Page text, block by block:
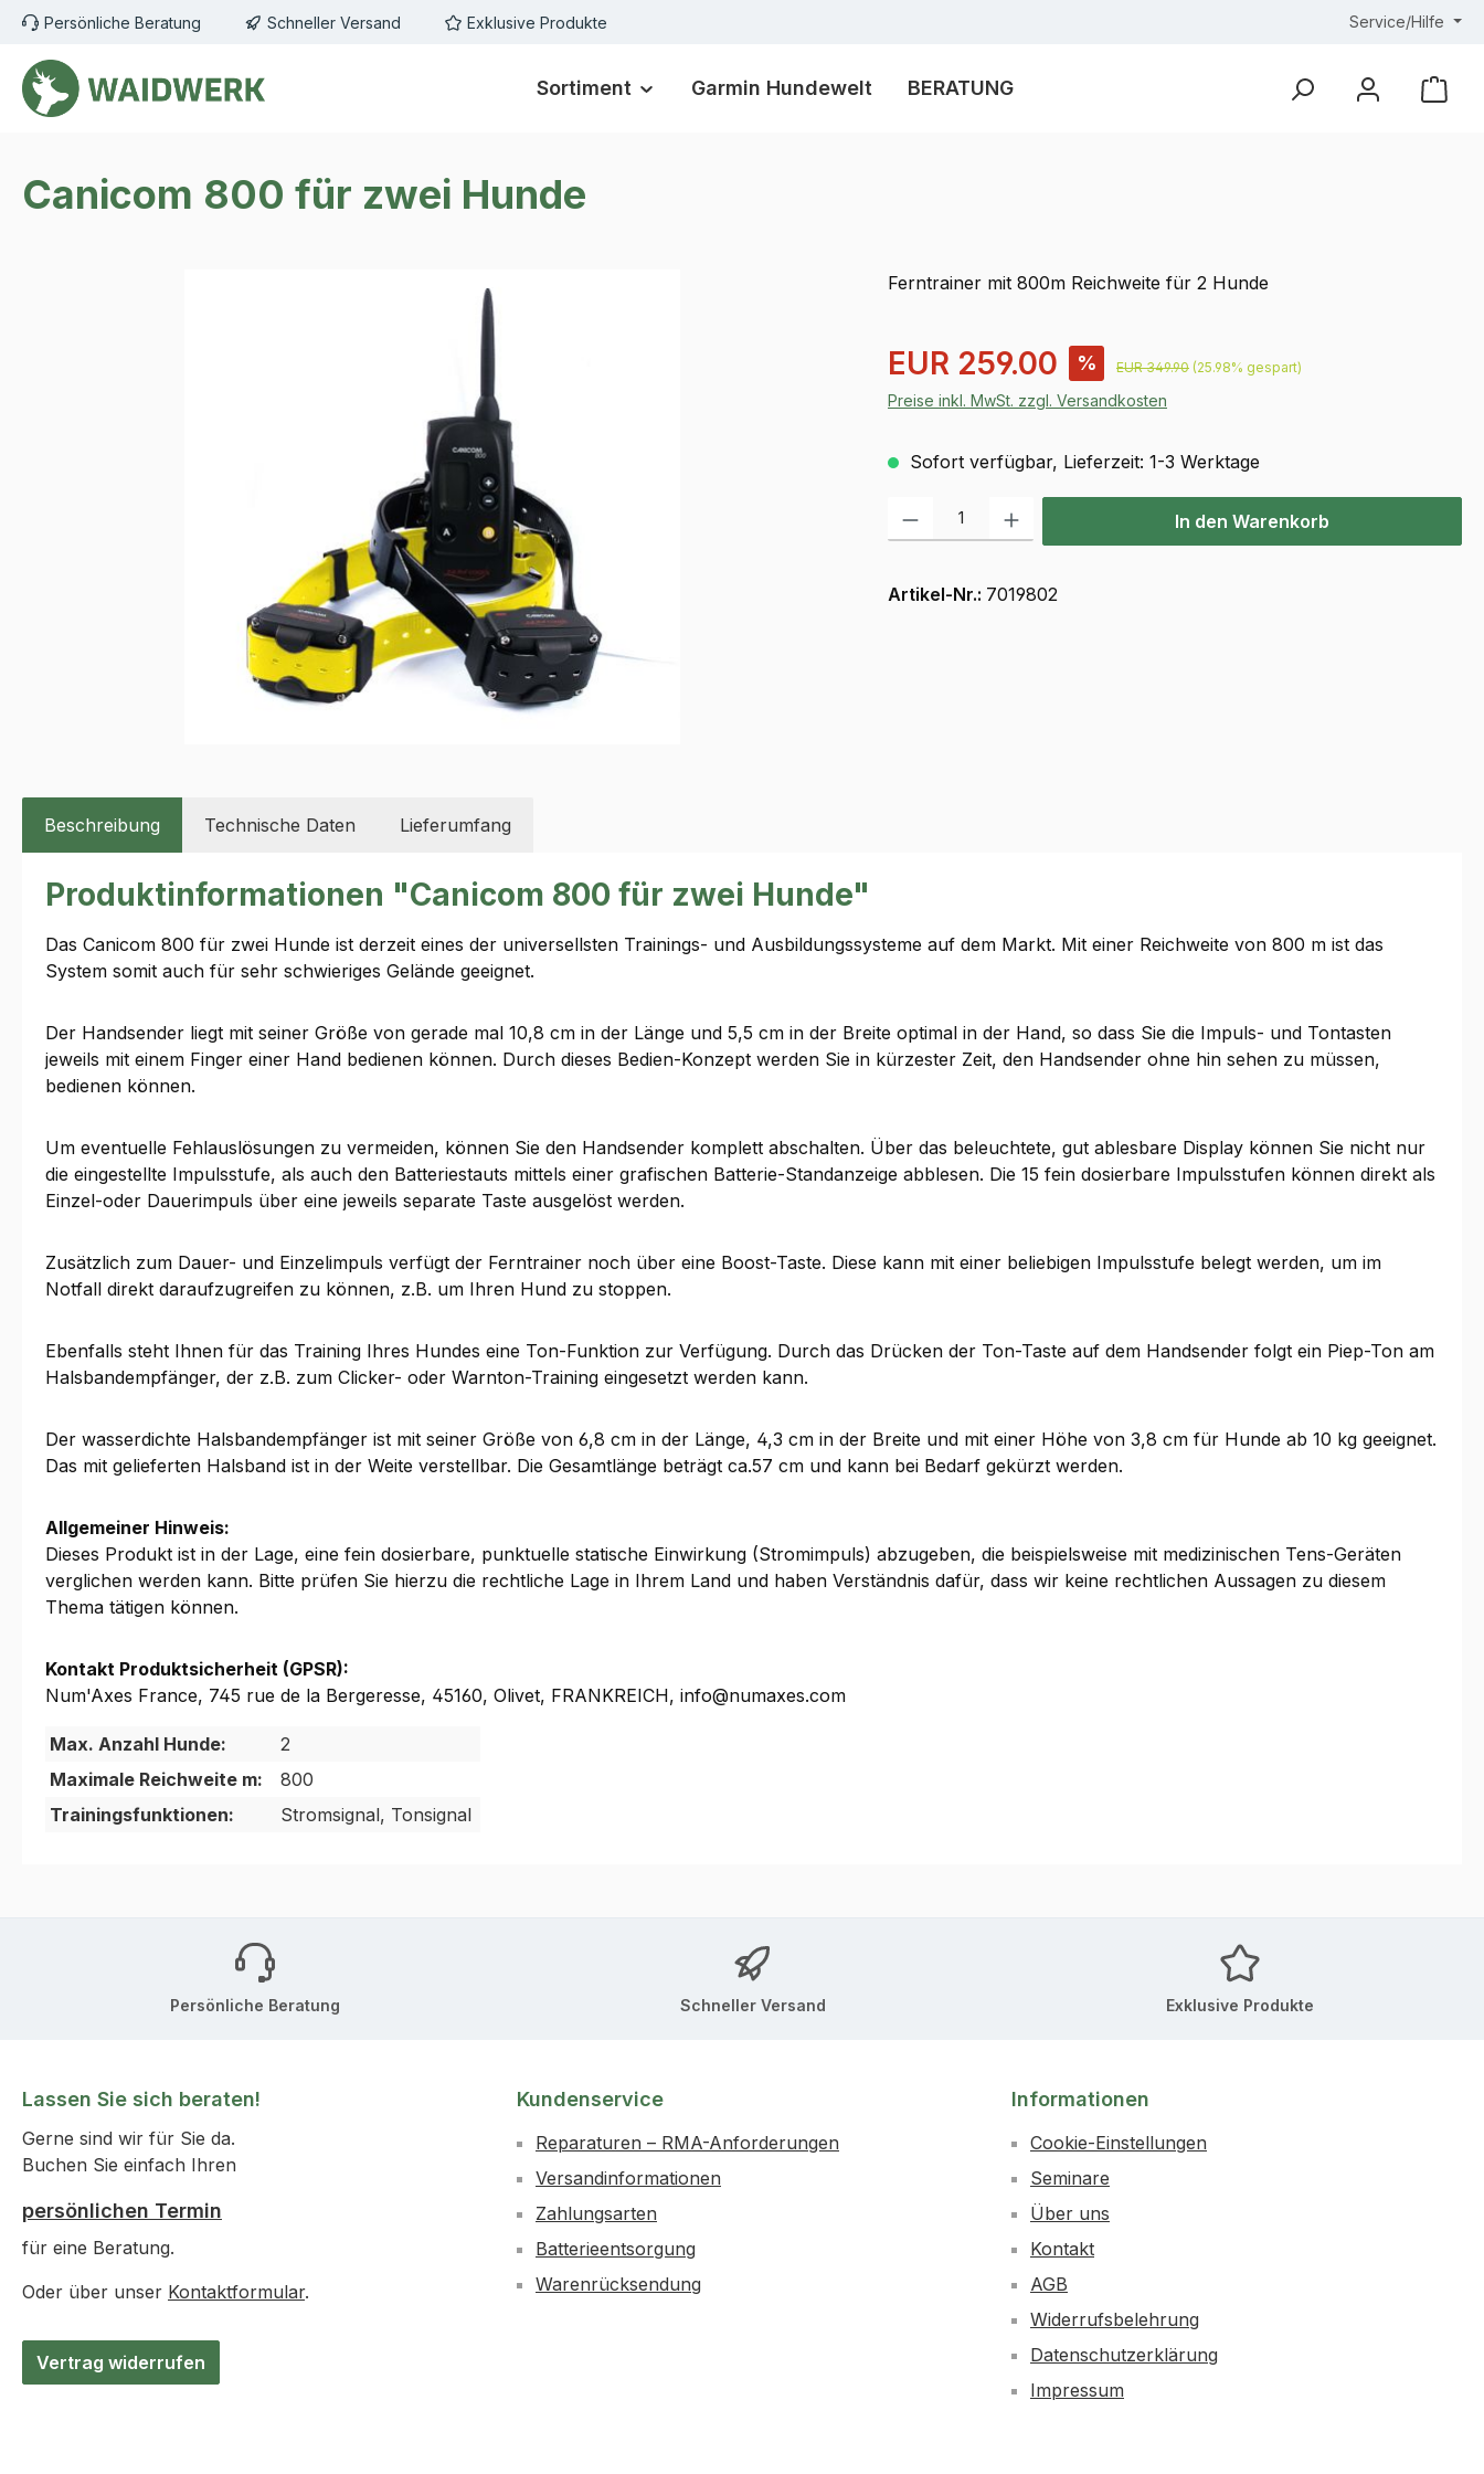
Hauptinhalt springen
Zur Suche springen
Zur Hauptnavigation springen
Persönliche Beratung Schneller Versand Exklusive Produkte Service/Hilfe
Sortiment Garmin Hundewelt BERATUNG
Canicom 800 für zwei Hunde
Ferntrainer mit 800m Reichweite für 2 Hunde
Verkaufspreis:
EUR 259.00 % Regulärer Preis:
EUR 349.90 (25.98% gespart)
Preise inkl. MwSt. zzgl. Versandkosten
Sofort verfügbar, Lieferzeit: 1-3 Werktage
Produkt Anzahl: Gib den gewünschten Wert ein oder benutze die Schaltflächen
In den Warenkorb
Artikel-Nr.: 7019802
Beschreibung Technische Daten Lieferumfang
Produktinformationen "Canicom 800 für zwei Hunde"
Das Canicom 800 für zwei Hunde ist derzeit eines der universellsten Trainings- und Ausbildungssysteme auf dem Markt. Mit einer Reichweite von 800 m ist das
System somit auch für sehr schwieriges Gelände geeignet.
Der Handsender liegt mit seiner Größe von gerade mal 10,8 cm in der Länge und 5,5 cm in der Breite optimal in der Hand, so dass Sie die Impuls- und Tontasten
jeweils mit einem Finger einer Hand bedienen können. Durch dieses Bedien-Konzept werden Sie in kürzester Zeit, den Handsender ohne hin sehen zu müssen,
bedienen können.
Um eventuelle Fehlauslösungen zu vermeiden, können Sie den Handsender komplett abschalten. Über das beleuchtete, gut ablesbare Display können Sie nicht nur
die eingestellte Impulsstufe, als auch den Batteriestauts mittels einer grafischen Batterie-Standanzeige abblesen. Die 15 fein dosierbare Impulsstufen können direkt als
Einzel-oder Dauerimpuls über eine jeweils separate Taste ausgelöst werden.
Zusätzlich zum Dauer- und Einzelimpuls verfügt der Ferntrainer noch über eine Boost-Taste. Diese kann mit einer beliebigen Impulsstufe belegt werden, um im
Notfall direkt daraufzugreifen zu können, z.B. um Ihren Hund zu stoppen.
Ebenfalls steht Ihnen für das Training Ihres Hundes eine Ton-Funktion zur Verfügung. Durch das Drücken der Ton-Taste auf dem Handsender folgt ein Piep-Ton am
Halsbandempfänger, der z.B. zum Clicker- oder Warnton-Training eingesetzt werden kann.
Der wasserdichte Halsbandempfänger ist mit seiner Größe von 6,8 cm in der Länge, 4,3 cm in der Breite und mit einer Höhe von 3,8 cm für Hunde ab 10 kg geeignet.
Das mit gelieferten Halsband ist in der Weite verstellbar. Die Gesamtlänge beträgt ca.57 cm und kann bei Bedarf gekürzt werden.
Allgemeiner Hinweis:
Dieses Produkt ist in der Lage, eine fein dosierbare, punktuelle statische Einwirkung (Stromimpuls) abzugeben, die beispielsweise mit medizinischen Tens-Geräten
verglichen werden kann. Bitte prüfen Sie hierzu die rechtliche Lage in Ihrem Land und haben Verständnis dafür, dass wir keine rechtlichen Aussagen zu diesem
Thema tätigen können.
Kontakt Produktsicherheit (GPSR):
Num'Axes France, 745 rue de la Bergeresse, 45160, Olivet, FRANKREICH, info@numaxes.com
Max. Anzahl Hunde:
2
Maximale Reichweite m:
800
Trainingsfunktionen:
Stromsignal, Tonsignal
Persönliche Beratung Schneller Versand Exklusive Produkte
Lassen Sie sich beraten!
Gerne sind wir für Sie da.
Buchen Sie einfach Ihren
persönlichen Termin
für eine Beratung.
Oder über unser Kontaktformular.
Vertrag widerrufen
Kundenservice
Reparaturen – RMA-Anforderungen
Versandinformationen
Zahlungsarten
Batterieentsorgung
Warenrücksendung
Informationen
Cookie-Einstellungen
Seminare
Über uns
Kontakt
AGB
Widerrufsbelehrung
Datenschutzerklärung
Impressum